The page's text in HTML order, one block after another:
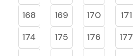
168
169 170 171
174
175 176 177